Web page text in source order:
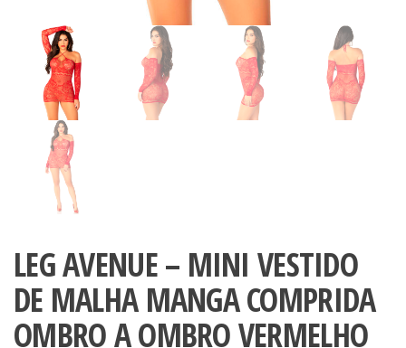
LEG AVENUE – MINI VESTIDO
DE MALHA MANGA COMPRIDA
OMBRO A OMBRO VERMELHO